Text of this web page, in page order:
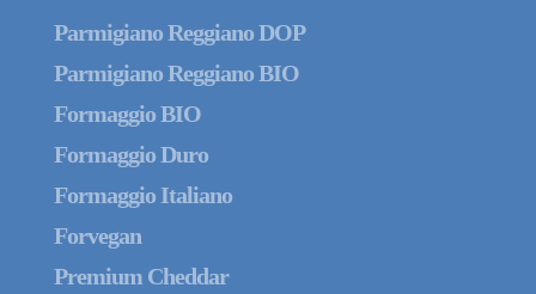
Parmigiano Reggiano DOP
Parmigiano Reggiano BIO
Formaggio BIO
Formaggio Duro
Formaggio Italiano
Forvegan
Premium Cheddar